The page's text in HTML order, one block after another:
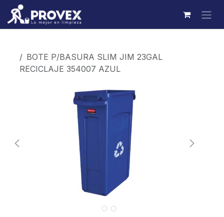
Ir al contenido
BOTE P/BASURA SLIM JIM 23GAL
RECICLAJE 354007 AZUL